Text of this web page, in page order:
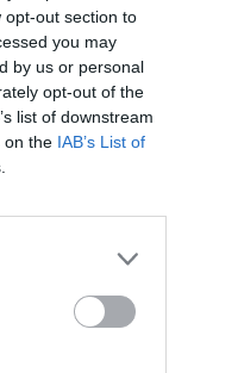
opt-out section to
you may
by us or personal
opt-out of the
list of downstream
on the IAB’s List of
e Castro |
Vibes |
14:42
LIVE! 3
trattative in
con Kolo
Campetti e
Summer
LIVE! 6
arrivi |
Kessie,
Vibes |